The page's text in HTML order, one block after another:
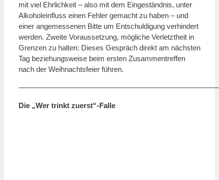
mit viel Ehrlichkeit – also mit dem Eingeständnis, unter
Alkoholeinfluss einen Fehler gemacht zu haben – und
einer angemessenen Bitte um Entschuldigung verhindert
werden. Zweite Voraussetzung, mögliche Verletztheit in
Grenzen zu halten: Dieses Gespräch direkt am nächsten
Tag beziehungsweise beim ersten Zusammentreffen
nach der Weihnachtsfeier führen.
Die „Wer trinkt zuerst“-Falle